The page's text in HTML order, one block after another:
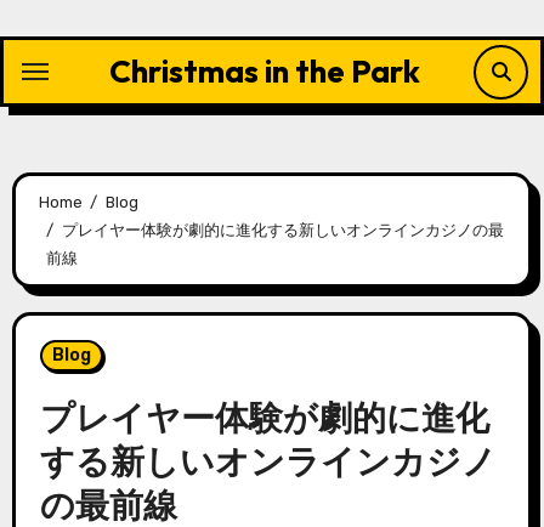
content
Christmas in the Park
Home
Blog
プレイヤー体験が劇的に進化する新しいオンラインカジノの最
前線
Blog
プレイヤー体験が劇的に進化
する新しいオンラインカジノ
の最前線